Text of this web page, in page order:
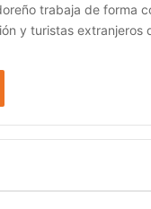
trabaja de forma
y turistas extranjeros